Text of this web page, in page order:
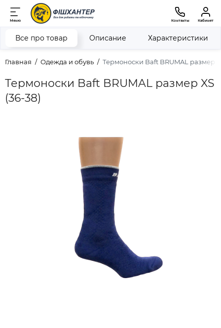
Меню Контакты Кабинет
Главная Одежда и обувь Термоноски Baft BRUMAL размер
Термоноски Baft BRUMAL размер XS
(36-38)
Все про товар Описание Характеристики